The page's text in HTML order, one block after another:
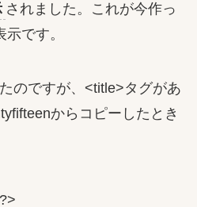
されました。これが今作っ
示です。
のですが、<title>タグがあ
からコピーしたとき